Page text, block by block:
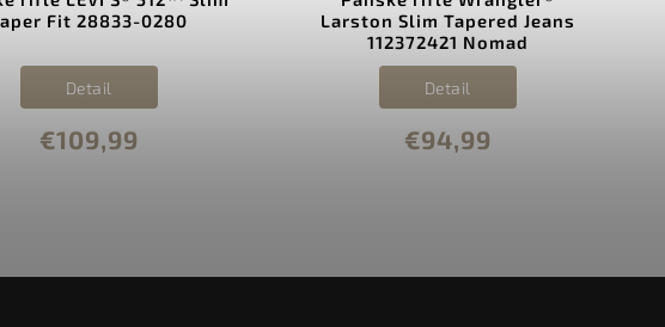
Fit 28833-0280
€109,99
Detail
Larston Slim Tapered Jeans
112372421 Nomad
€94,99
Detail